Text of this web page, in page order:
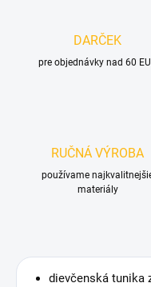
DARČEK
pre objednávky nad 60
RUČNÁ VÝROBA
používame
materiály
dievčenská tunika